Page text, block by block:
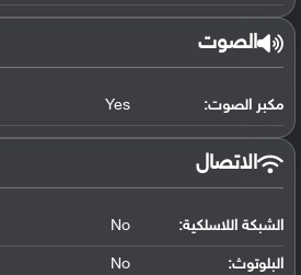
الصوت
مكبر الصوت: Yes
الاتصال
الشبكة اللاسلكية: No
البلوتوث:
No